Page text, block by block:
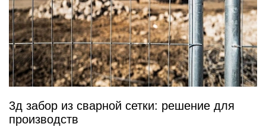
3д забор из сварной сетки: решение для
производств